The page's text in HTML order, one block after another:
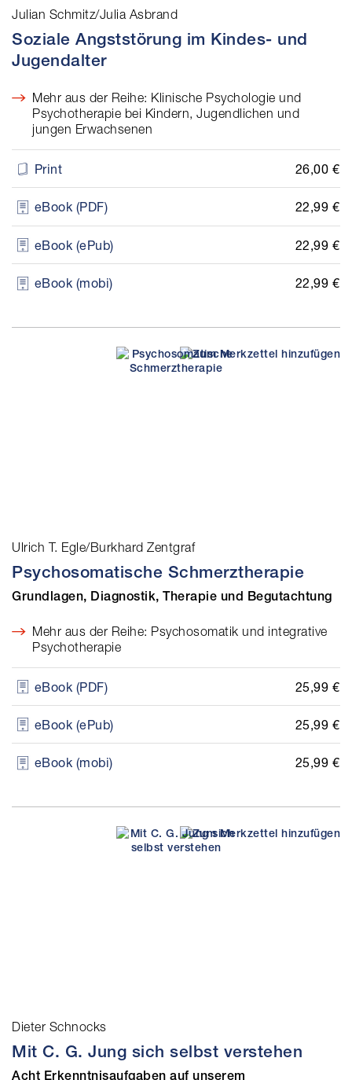
Julian Schmitz/Julia Asbrand
Soziale Angststörung im Kindes- und
Jugendalter
Mehr aus der Reihe: Klinische Psychologie und
Psychotherapie bei Kindern, Jugendlichen und
jungen Erwachsenen
Print 26,00 €
eBook (PDF) 22,99 €
eBook (ePub) 22,99 €
eBook (mobi) 22,99 €
Ulrich T. Egle/Burkhard Zentgraf
Psychosomatische Schmerztherapie
Grundlagen, Diagnostik, Therapie und Begutachtung
Mehr aus der Reihe: Psychosomatik und integrative
Psychotherapie
eBook (PDF) 25,99 €
eBook (ePub) 25,99 €
eBook (mobi) 25,99 €
Dieter Schnocks
Mit C. G. Jung sich selbst verstehen
Acht Erkenntnisaufgaben auf unserem